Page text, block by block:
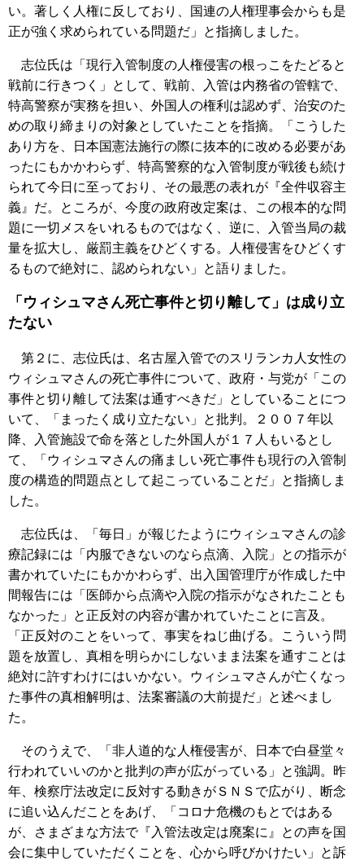
い。著しく人権に反しており、国連の人権理事会からも是
正が強く求められている問題だ」と指摘しました。
志位氏は「現行入管制度の人権侵害の根っこをたどると
戦前に行きつく」として、戦前、入管は内務省の管轄で、
特高警察が実務を担い、外国人の権利は認めず、治安のた
めの取り締まりの対象としていたことを指摘。「こうした
あり方を、日本国憲法施行の際に抜本的に改める必要があ
ったにもかかわらず、特高警察的な入管制度が戦後も続け
られて今日に至っており、その最悪の表れが『全件収容主
義』だ。ところが、今度の政府改定案は、この根本的な問
題に一切メスをいれるものではなく、逆に、入管当局の裁
量を拡大し、厳罰主義をひどくする。人権侵害をひどくす
るもので絶対に、認められない」と語りました。
「ウィシュマさん死亡事件と切り離して」は成り立
たない
第２に、志位氏は、名古屋入管でのスリランカ人女性の
ウィシュマさんの死亡事件について、政府・与党が「この
事件と切り離して法案は通すべきだ」としていることにつ
いて、「まったく成り立たない」と批判。２００７年以
降、入管施設で命を落とした外国人が１７人もいるとし
て、「ウィシュマさんの痛ましい死亡事件も現行の入管制
度の構造的問題点として起こっていることだ」と指摘しま
した。
志位氏は、「毎日」が報じたようにウィシュマさんの診
療記録には「内服できないのなら点滴、入院」との指示が
書かれていたにもかかわらず、出入国管理庁が作成した中
間報告には「医師から点滴や入院の指示がなされたことも
なかった」と正反対の内容が書かれていたことに言及。
「正反対のことをいって、事実をねじ曲げる。こういう問
題を放置し、真相を明らかにしないまま法案を通すことは
絶対に許すわけにはいかない。ウィシュマさんが亡くなっ
た事件の真相解明は、法案審議の大前提だ」と述べまし
た。
そのうえで、「非人道的な人権侵害が、日本で白昼堂々
行われていいのかと批判の声が広がっている」と強調。昨
年、検察庁法改定に反対する動きがＳＮＳで広がり、断念
に追い込んだことをあげ、「コロナ危機のもとではある
が、さまざまな方法で『入管法改定は廃案に』との声を国
会に集中していただくことを、心から呼びかけたい」と訴